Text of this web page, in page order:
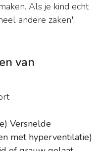
Als je kind echt
andere zaken',
van
Versnelde
met hyperventilatie)